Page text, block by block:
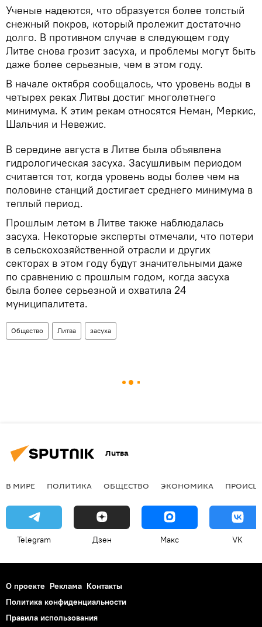
Ученые надеются, что образуется более толстый
снежный покров, который пролежит достаточно
долго. В противном случае в следующем году
Литве снова грозит засуха, и проблемы могут быть
даже более серьезные, чем в этом году.
В начале октября сообщалось, что уровень воды в
четырех реках Литвы достиг многолетнего
минимума. К этим рекам относятся Неман, Меркис,
Шальчия и Невежис.
В середине августа в Литве была объявлена
гидрологическая засуха. Засушливым периодом
считается тот, когда уровень воды более чем на
половине станций достигает среднего минимума в
теплый период.
Прошлым летом в Литве также наблюдалась
засуха. Некоторые эксперты отмечали, что потери
в сельскохозяйственной отрасли и других
секторах в этом году будут значительными даже
по сравнению с прошлым годом, когда засуха
была более серьезной и охватила 24
муниципалитета.
Общество Литва засуха
Литва
В МИРЕ ПОЛИТИКА ОБЩЕСТВО ЭКОНОМИКА
Telegram Дзен Макс VK
О проекте Реклама Контакты
Политика конфиденциальности
Правила использования